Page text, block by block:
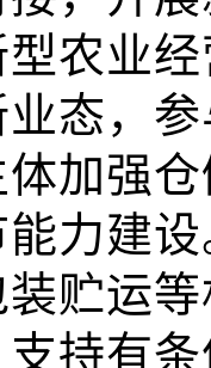
农业
态，
加强
力建
贮运等
持有